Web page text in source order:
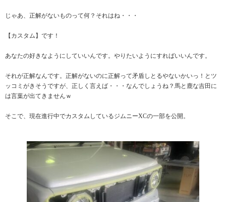
じゃあ、正解がないものって何？それはね・・・
【カスタム】です！
あなたの好きなようにしていいんです。やりたいようにすればいいんです。
それが正解なんです。正解がないのに正解って矛盾しとるやないかいっ！とツ
ッコミがきそうですが、正しく言えば・・・なんでしょうね？馬と鹿な吉田に
は言葉が出てきませんｗ
そこで、現在進行中でカスタムしているジムニーXCの一部を公開。